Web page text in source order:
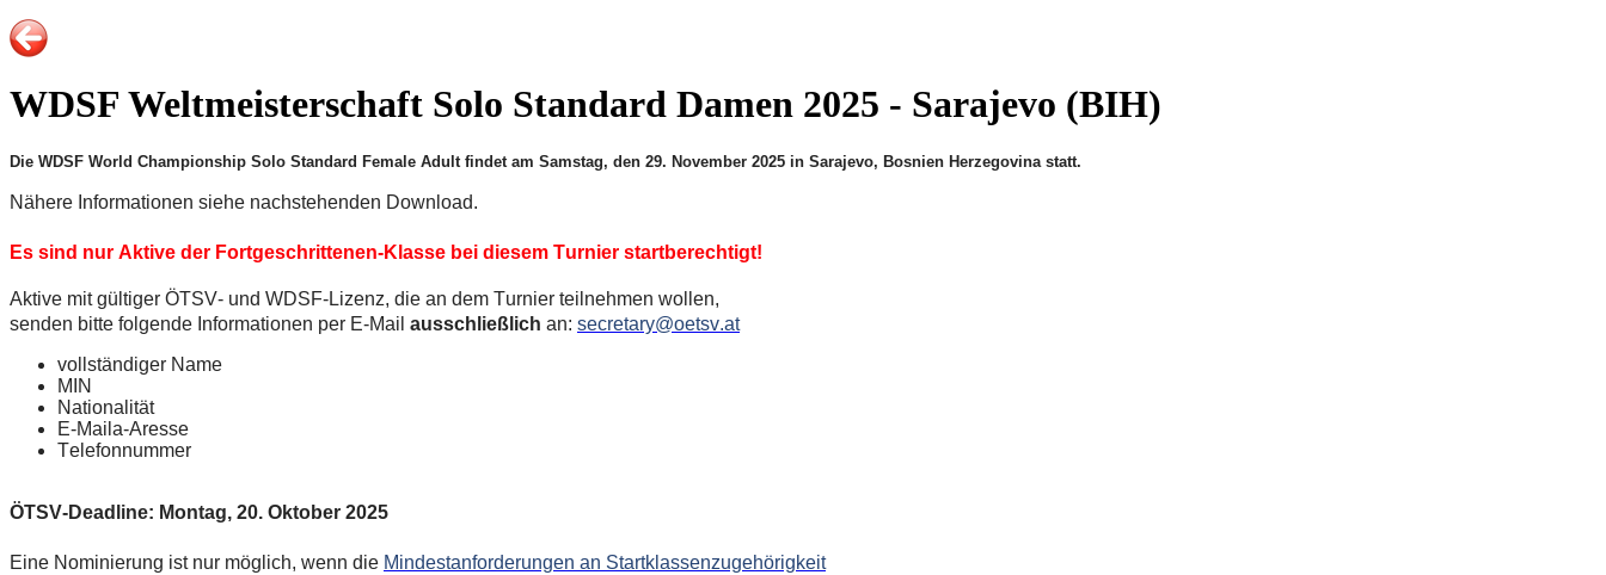
WDSF Weltmeisterschaft Solo Standard Damen 2025 - Sarajevo (BIH)
Die WDSF World Championship Solo Standard Female Adult findet am Samstag, den 29. November 2025 in Sarajevo, Bosnien Herzegovina statt.
Nähere Informationen siehe nachstehenden Download.
Es sind nur Aktive der Fortgeschrittenen-Klasse bei diesem Turnier startberechtigt!
Aktive mit gültiger ÖTSV- und WDSF-Lizenz, die an dem Turnier teilnehmen wollen,
senden bitte folgende Informationen per E-Mail ausschließlich an: secretary@oetsv.at
vollständiger Name
MIN
Nationalität
E-Maila-Aresse
Telefonnummer
ÖTSV-Deadline: Montag, 20. Oktober 2025
Eine Nominierung ist nur möglich, wenn die Mindestanforderungen an Startklassenzugehörigkeit